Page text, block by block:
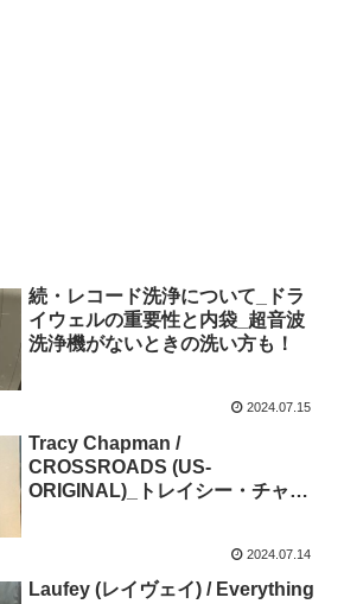
続・レコード洗浄について_ドラ
イウェルの重要性と内袋_超音波
洗浄機がないときの洗い方も！
2024.07.15
Tracy Chapman /
CROSSROADS (US-
ORIGINAL)_トレイシー・チャッ
2024.07.14
Laufey (レイヴェイ) / Everything